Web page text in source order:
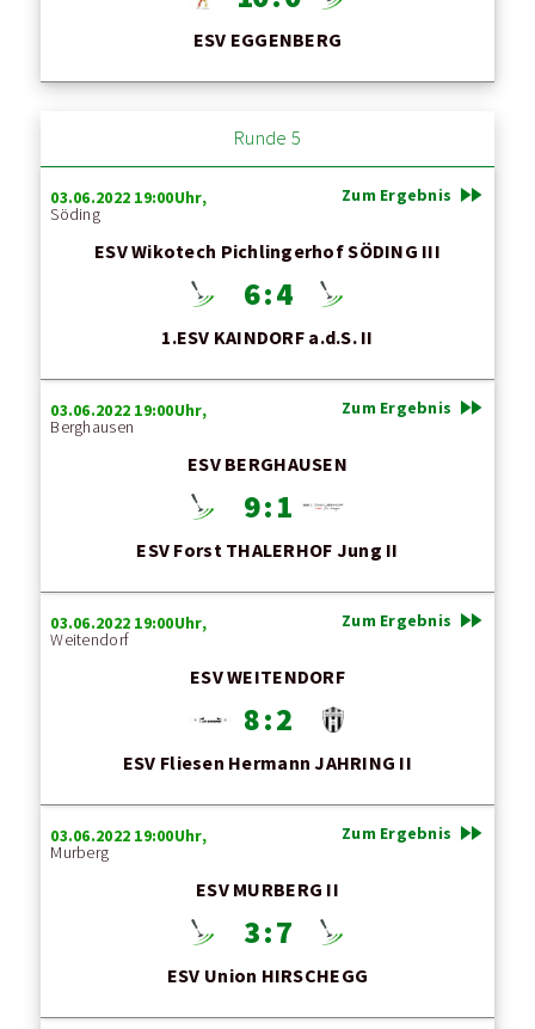
ESV EGGENBERG
Runde 5
03.06.2022 19:00Uhr,
Söding
ESV Wikotech Pichlingerhof SÖDING III
6 : 4
1.ESV KAINDORF a.d.S. II
Zum Ergebnis fast_forward
03.06.2022 19:00Uhr,
Berghausen
ESV BERGHAUSEN
9 : 1
ESV Forst THALERHOF Jung II
Zum Ergebnis fast_forward
03.06.2022 19:00Uhr,
Weitendorf
ESV WEITENDORF
8 : 2
ESV Fliesen Hermann JAHRING II
Zum Ergebnis fast_forward
03.06.2022 19:00Uhr,
Murberg
ESV MURBERG II
3 : 7
ESV Union HIRSCHEGG
Zum Ergebnis fast_forward